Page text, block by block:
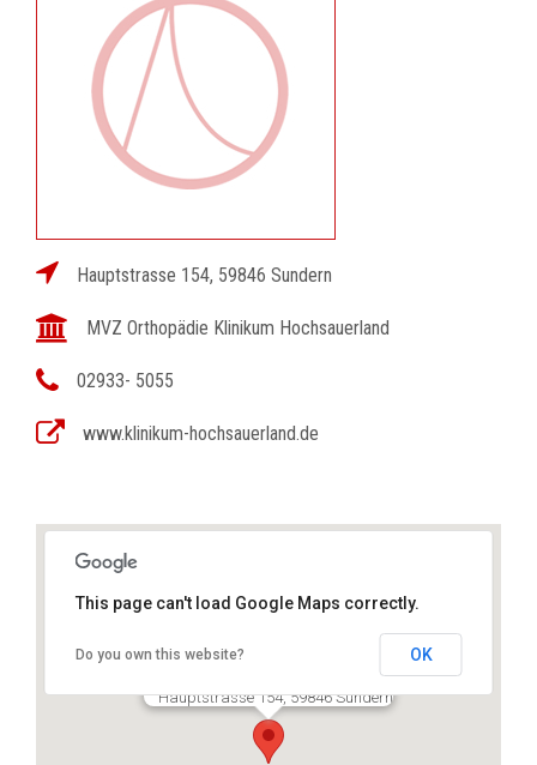
Hauptstrasse 154, 59846 Sundern
MVZ Orthopädie Klinikum Hochsauerland
02933- 5055
www.klinikum-hochsauerland.de
Hauptstrasse 154, 59846 Sundern
This page can't load Google Maps correctly.
Do you own this website? OK